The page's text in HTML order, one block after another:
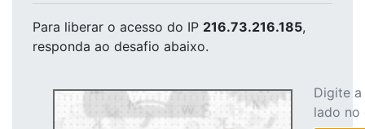
Para liberar o acesso do IP 216.73.216.185,
responda ao desafio abaixo.
Digite
lado no